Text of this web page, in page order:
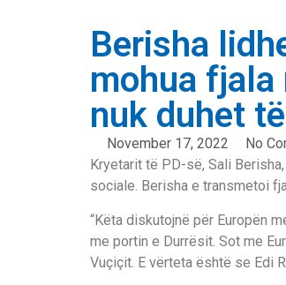
Berisha
mohua fjala
nuk duhet
November 17, 2022 No
Kryetarit të PD-së, Sali
sociale. Berisha e transmetoi
“Këta diskutojnë për Europën
me portin e Durrësit. Sot me
Vuçiçit. E vërteta është se Edi